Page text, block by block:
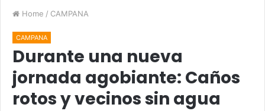
Home / CAMPANA
CAMPANA
Durante una nueva
jornada agobiante: Caños
rotos y vecinos sin agua